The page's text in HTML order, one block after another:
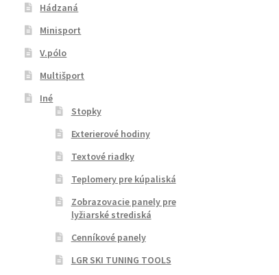
Hádzaná
Minisport
V.pólo
Multišport
Iné
Stopky
Exterierové hodiny
Textové riadky
Teplomery pre kúpaliská
Zobrazovacie panely pre
lyžiarské strediská
Cenníkové panely
LGR SKI TUNING TOOLS